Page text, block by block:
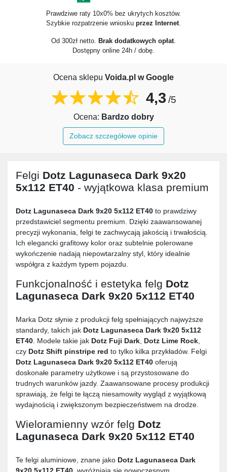
Prawdziwe raty 10x0% bez ukrytych kosztów.
Szybkie rozpatrzenie wniosku przez Internet.
Od 300zł netto. Brak dodatkowych opłat.
Dostępny online 24h / dobę.
Ocena sklepu Voida.pl w Google
4,3 /5
Ocena: Bardzo dobry
Zobacz szczegółowe opinie
Felgi Dotz Lagunaseca Dark 9x20
5x112 ET40 - wyjątkowa klasa premium
Dotz Lagunaseca Dark 9x20 5x112 ET40 to prawdziwy
przedstawiciel segmentu premium. Dzięki zaawansowanej
precyzji wykonania, felgi te zachwycają jakością i trwałością.
Ich elegancki grafitowy kolor oraz subtelnie polerowane
wykończenie nadają niepowtarzalny styl, który idealnie
współgra z każdym typem pojazdu.
Funkcjonalność i estetyka felg Dotz
Lagunaseca Dark 9x20 5x112 ET40
Marka Dotz słynie z produkcji felg spełniających najwyższe
standardy, takich jak Dotz Lagunaseca Dark 9x20 5x112
ET40 . Modele takie jak Dotz Fuji Dark Dotz Lime Rock
czy Dotz Shift pinstripe red to tylko kilka przykładów. Felgi
Dotz Lagunaseca Dark 9x20 5x112 ET40 oferują
doskonałe parametry użytkowe i są przystosowane do
trudnych warunków jazdy. Zaawansowane procesy produkcji
sprawiają, że felgi te łączą niesamowity wygląd z wyjątkową
wydajnością i zwiększonym bezpieczeństwem na drodze.
Wieloramienny wzór felg Dotz
Lagunaseca Dark 9x20 5x112 ET40
Te felgi aluminiowe, znane jako Dotz Lagunaseca Dark
9x20 5x112 ET40 , wyróżniają się nowoczesnym,